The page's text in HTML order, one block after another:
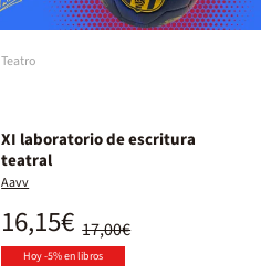
Teatro
XI laboratorio de escritura
teatral
Aavv
17,00€
16,15€
Hoy -5% en libros